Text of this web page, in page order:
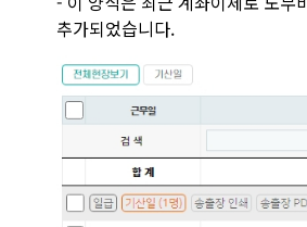
추가되었습니다.